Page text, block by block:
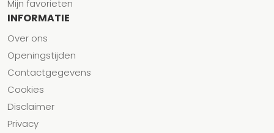
Mijn favorieten
INFORMATIE
Over ons
Openingstijden
Contactgegevens
Cookies
Disclaimer
Privacy